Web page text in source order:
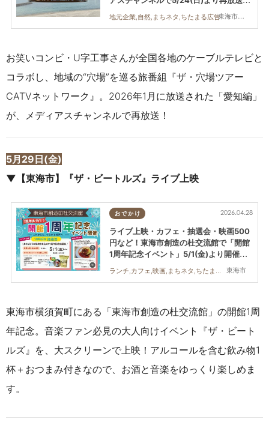
東海市,大府市
定／ちたまる広告
地元企業,自然,まちネタ,ちたまる広告
お笑いコンビ・U字工事さんが全国各地のケーブルテレビと
コラボし、地域の“穴場”を巡る旅番組『ザ・穴場ツアー
CATVネットワーク』。 2026年1月に放送された「愛知編」
が、メディアスチャンネルで再放送！
5月29日(金)
▼【東海市】『ザ・ビートルズ』ライブ上映
おでかけ
東海市
2026.04.28
ライブ上映・カフェ・抽選会・映画500
円など！東海市創造の杜交流館で「開館
1周年記念イベント」5/1(金)より開催／
東海市横須賀町にある「東海市創造の杜交流館」の開館1周
年記念。音楽ファン必見の大人向けイベント『ザ・ビート
ルズ』を、大スクリーンで上映！アルコールを含む飲み物1
杯＋おつまみ付きなので、お酒と音楽をゆっくり楽しめま
す。